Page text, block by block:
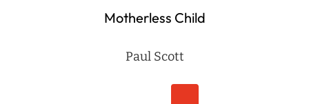
Motherless Child
Paul Scott